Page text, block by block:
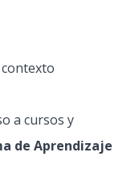
a cursos y
de Aprendizaje